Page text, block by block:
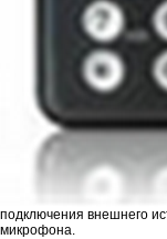
подключения внешнего
микрофона.